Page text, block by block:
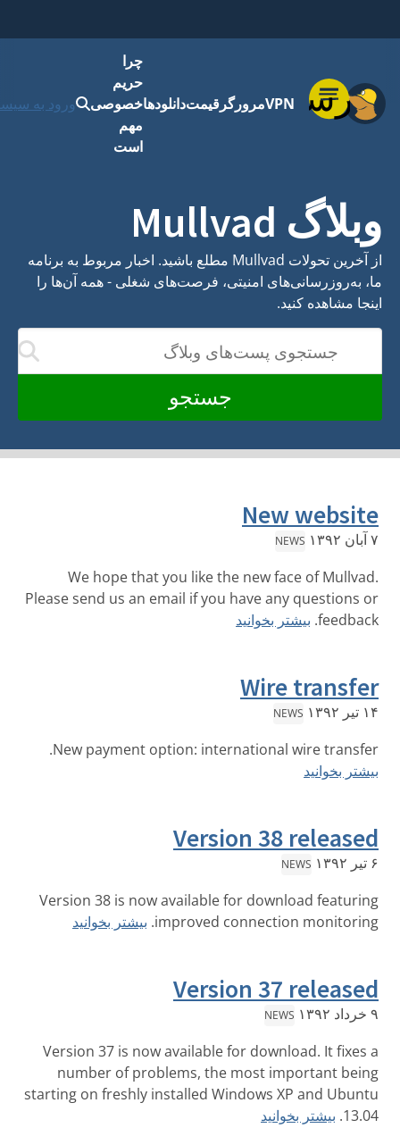
فهرست
VPNمرورگرقیمتدانلودها
چرا
حریم
خصوصی
مهم
است
ورود به
وبلاگ Mullvad
از آخرین تحولات Mullvad مطلع باشید. اخبار مربوط به برنامه
ما، به‌روزرسانی‌های امنیتی، فرصت‌های شغلی - همه آن‌ها را
اینجا مشاهده کنید.
نتایج با تایپ‌کردن
جستجو
New website
۷ آبان ۱۳۹۲ NEWS
We hope that you like the new face of Mullvad.
Please send us an email if you have any questions or
feedback. بیشتر بخوانید
Wire transfer
۱۴ تیر ۱۳۹۲ NEWS
New payment option: international wire transfer.
بیشتر بخوانید
Version 38 released
۶ تیر ۱۳۹۲ NEWS
Version 38 is now available for download featuring
improved connection monitoring. بیشتر بخوانید
Version 37 released
۹ خرداد ۱۳۹۲ NEWS
Version 37 is now available for download. It fixes a
number of problems, the most important being
starting on freshly installed Windows XP and Ubuntu
13.04. بیشتر بخوانید